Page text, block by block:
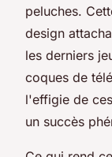
peluches.
design
les derniers
coques de
l'effigie de
un succès